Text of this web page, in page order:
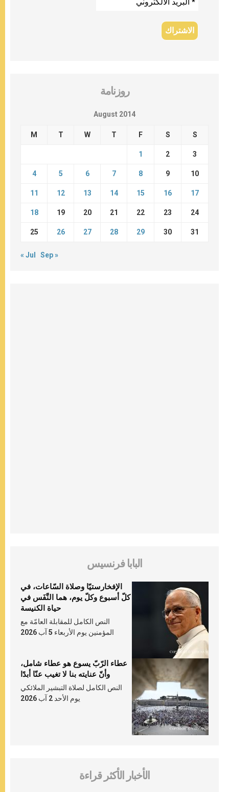
روزنامة
August 2014
M T W T F S S
1 2 3
4 5 6 7 8 9 10
11 12 13 14 15 16 17
18 19 20 21 22 23 24
25 26 27 28 29 30 31
« Jul Sep »
البابا فرنسيس
الإفخارستيّا وصلاة السّاعات، في
كلّ أسبوع وكلّ يوم، هما النَّفَس في
حياة الكنيسة
النص الكامل للمقابلة العامّة مع
المؤمنين يوم الأربعاء 5 آب 2026
عطاء الرّبّ يسوع هو عطاء شامل،
وأنّ عنايته بنا لا تغيب عنّا أبدًا
النص الكامل لصلاة التبشير الملائكي
يوم الأحد 2 آب 2026
الأخبار الأكثر قراءة